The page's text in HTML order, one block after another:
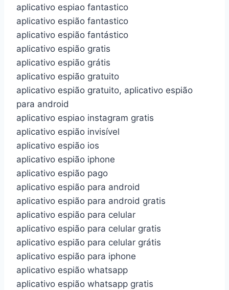
aplicativo espiao fantastico
aplicativo espião fantastico
aplicativo espião fantástico
aplicativo espião gratis
aplicativo espião grátis
aplicativo espião gratuito
aplicativo espião gratuito, aplicativo espião
para android
aplicativo espiao instagram gratis
aplicativo espião invisível
aplicativo espião ios
aplicativo espião iphone
aplicativo espião pago
aplicativo espião para android
aplicativo espião para android gratis
aplicativo espião para celular
aplicativo espião para celular gratis
aplicativo espião para celular grátis
aplicativo espião para iphone
aplicativo espião whatsapp
aplicativo espião whatsapp gratis